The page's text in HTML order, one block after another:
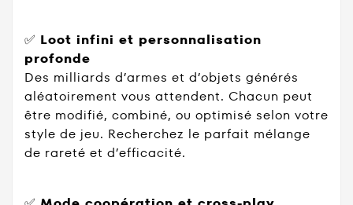
✅ Loot infini et personnalisation
profonde
Des milliards d’armes et d’objets générés
aléatoirement vous attendent. Chacun peut
être modifié, combiné, ou optimisé selon votre
style de jeu. Recherchez le parfait mélange
de rareté et d’efficacité.